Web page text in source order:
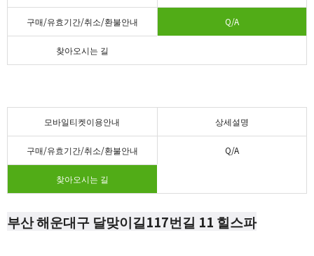
구매/유효기간/취소/환불안내 Q/A
찾아오시는 길
모바일티켓이용안내 상세설명
구매/유효기간/취소/환불안내 Q/A
찾아오시는 길
부산 해운대구 달맞이길117번길 11 힐스파